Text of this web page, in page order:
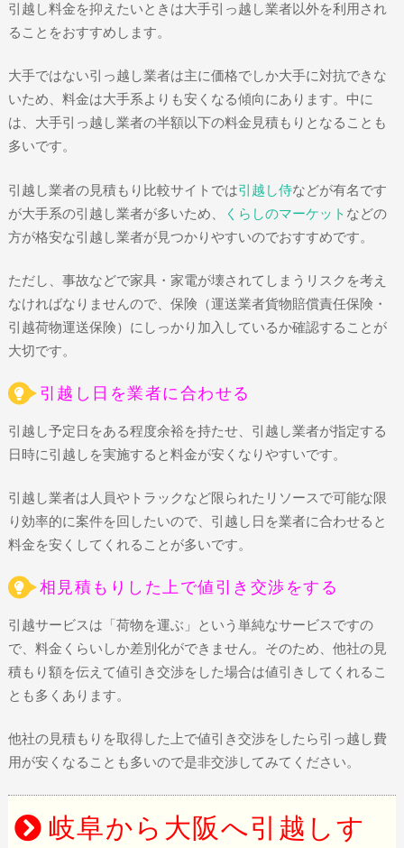
引越し料金を抑えたいときは大手引っ越し業者以外を利用され
ることをおすすめします。
大手ではない引っ越し業者は主に価格でしか大手に対抗できな
いため、料金は大手系よりも安くなる傾向にあります。中に
は、大手引っ越し業者の半額以下の料金見積もりとなることも
多いです。
引越し業者の見積もり比較サイトでは引越し侍などが有名です
が大手系の引越し業者が多いため、
くらしのマーケット などの
方が格安な引越し業者が見つかりやすいのでおすすめです。
ただし、事故などで家具・家電が壊されてしまうリスクを考え
なければなりませんので、保険（運送業者貨物賠償責任保険・
引越荷物運送保険）にしっかり加入しているか確認することが
大切です。
引越し日を業者に合わせる
引越し予定日をある程度余裕を持たせ、引越し業者が指定する
日時に引越しを実施すると料金が安くなりやすいです。
引越し業者は人員やトラックなど限られたリソースで可能な限
り効率的に案件を回したいので、引越し日を業者に合わせると
料金を安くしてくれることが多いです。
相見積もりした上で値引き交渉をする
引越サービスは「荷物を運ぶ」という単純なサービスですの
で、料金くらいしか差別化ができません。そのため、他社の見
積もり額を伝えて値引き交渉をした場合は値引きしてくれるこ
とも多くあります。
他社の見積もりを取得した上で値引き交渉をしたら引っ越し費
用が安くなることも多いので是非交渉してみてください。
岐阜から大阪へ引越しす